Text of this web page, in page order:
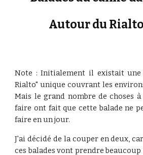
Autour du Rialto
Note : Initialement il existait une
Rialto" unique couvrant les
Mais le grand nombre de choses
faire ont fait que cette balade ne
faire en un jour.
J'ai décidé de la couper en deux,
ces balades vont prendre